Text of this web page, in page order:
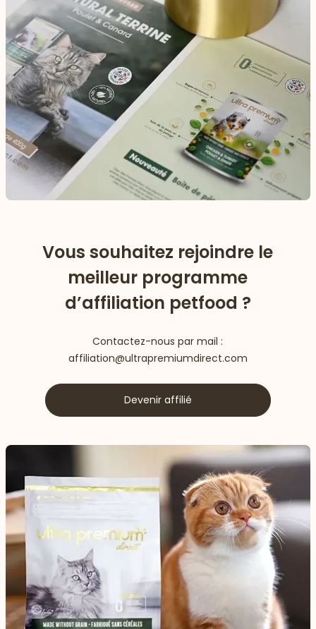
Vous souhaitez rejoindre le
meilleur programme
d’affiliation petfood ?
Contactez-nous par mail :
affiliation@ultrapremiumdirect.com
Devenir affilié